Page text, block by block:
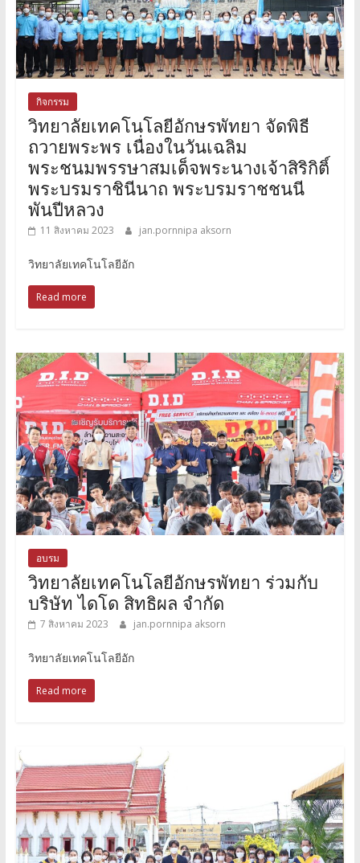
กิจกรรม
วิทยาลัยเทคโนโลยีอักษรพัทยา จัดพิธี
ถวายพระพร เนื่องในวันเฉลิม
พระชนมพรรษาสมเด็จพระนางเจ้าสิริกิติ์
พระบรมราชินีนาถ พระบรมราชชนนี
พันปีหลวง
11 สิงหาคม 2023 jan.pornnipa aksorn
วิทยาลัยเทคโนโลยีอัก
Read more
อบรม
วิทยาลัยเทคโนโลยีอักษรพัทยา ร่วมกับ
บริษัท ไดโด สิทธิผล จำกัด
7 สิงหาคม 2023 jan.pornnipa aksorn
วิทยาลัยเทคโนโลยีอัก
Read more